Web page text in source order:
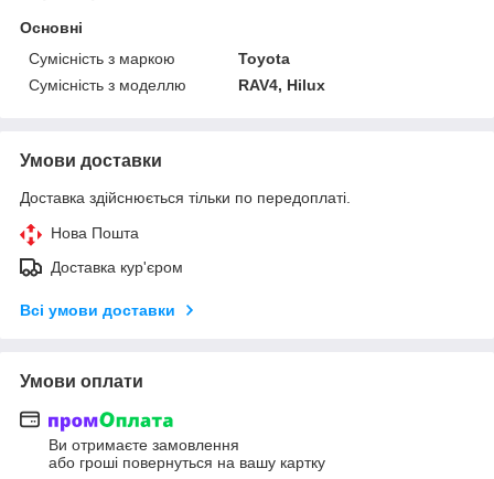
Основні
Сумісність з маркою
Toyota
Сумісність з моделлю
RAV4, Hilux
Умови доставки
Доставка здійснюється тільки по передоплаті.
Нова Пошта
Доставка кур'єром
Всі умови доставки
Умови оплати
Ви отримаєте замовлення
або гроші повернуться на вашу картку